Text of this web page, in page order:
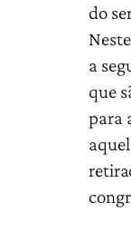
do
a
que
para